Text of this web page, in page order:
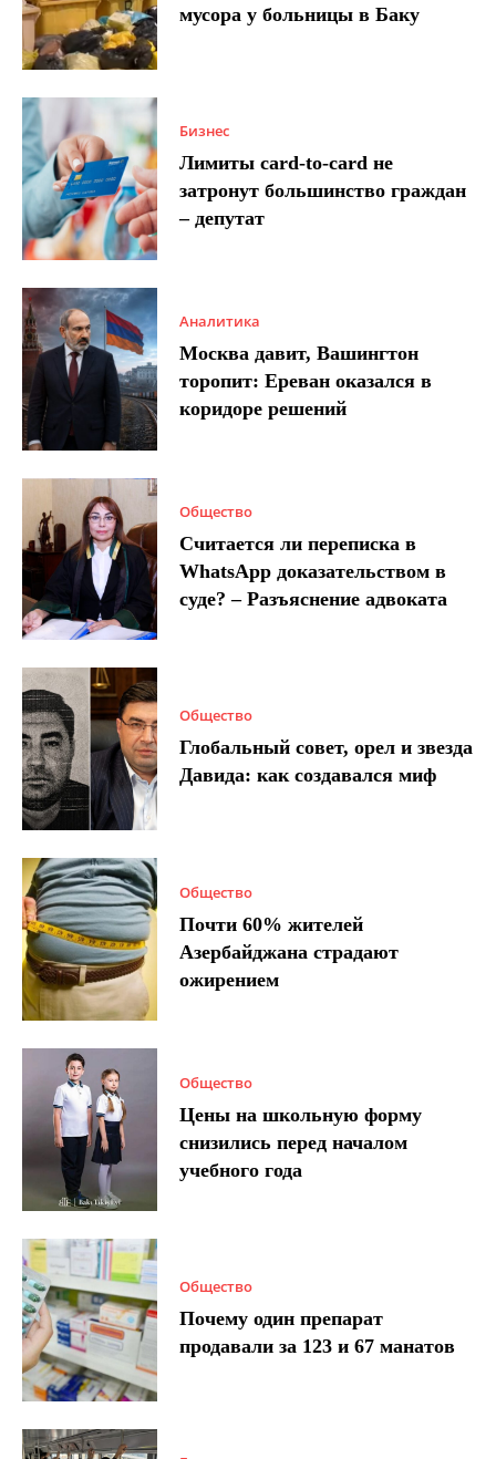
мусора у больницы в Баку
Бизнес
Лимиты card-to-card не
затронут большинство граждан
– депутат
Аналитика
Москва давит, Вашингтон
торопит: Ереван оказался в
коридоре решений
Общество
Считается ли переписка в
WhatsApp доказательством в
суде? – Разъяснение адвоката
Общество
Глобальный совет, орел и звезда
Давида: как создавался миф
Общество
Почти 60% жителей
Азербайджана страдают
ожирением
Общество
Цены на школьную форму
снизились перед началом
учебного года
Общество
Почему один препарат
продавали за 123 и 67 манатов